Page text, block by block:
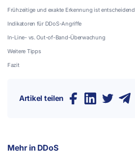
Frühzeitige und exakte Erkennung ist entscheidend
Indikatoren für DDoS-Angriffe
In-Line- vs. Out-of-Band-Überwachung
Weitere Tipps
Fazit
Artikel teilen
Mehr in DDoS